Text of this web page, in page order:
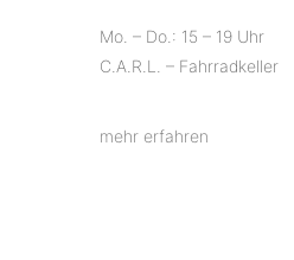
Mo. – Do.: 15 – 19 Uhr
C.A.R.L. – Fahrradkeller
mehr erfahren